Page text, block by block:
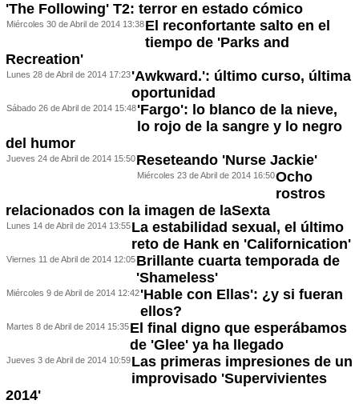
'The Following' T2: terror en estado cómico
Miércoles 30 de Abril de 2014 13:38El reconfortante salto en el
tiempo de 'Parks and
Recreation'
Lunes 28 de Abril de 2014 17:23'Awkward.': último curso, última
oportunidad
Sábado 26 de Abril de 2014 15:48'Fargo': lo blanco de la nieve,
lo rojo de la sangre y lo negro
del humor
Jueves 24 de Abril de 2014 15:50Reseteando 'Nurse Jackie'
Miércoles 23 de Abril de 2014 16:50Ocho
rostros
relacionados con la imagen de laSexta
Lunes 14 de Abril de 2014 13:55La estabilidad sexual, el último
reto de Hank en 'Californication'
Viernes 11 de Abril de 2014 12:05Brillante cuarta temporada de
'Shameless'
Miércoles 9 de Abril de 2014 12:42'Hable con Ellas': ¿y si fueran
ellos?
Martes 8 de Abril de 2014 15:35El final digno que esperábamos
de 'Glee' ya ha llegado
Jueves 3 de Abril de 2014 10:59Las primeras impresiones de un
improvisado 'Supervivientes
2014'